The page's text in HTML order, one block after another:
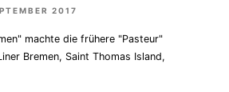
2017
machte die frühere "Pasteur"
Bremen, Saint Thomas Island,